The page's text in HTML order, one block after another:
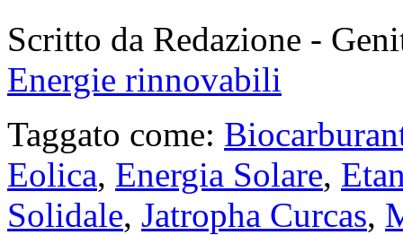
Scritto da Redazione -
Energie rinnovabili
Taggato come:
Eolica, Energia Solare,
Solidale, Jatropha Curcas,